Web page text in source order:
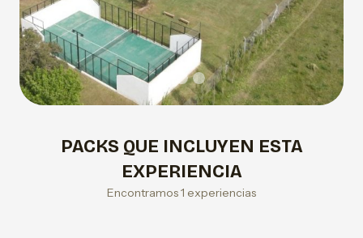
PACKS QUE INCLUYEN ESTA
EXPERIENCIA
Encontramos 1 experiencias